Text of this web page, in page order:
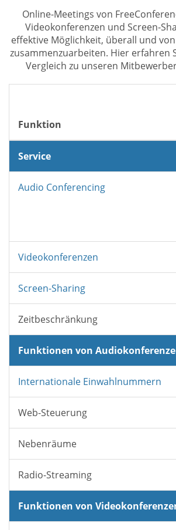
Online-Meetings von
Videokonferenzen und Screen-
effektive Möglichkeit, überall und
zusammenzuarbeiten. Hier erfahren
Vergleich zu unseren
Funktion
Service
Audio Conferencing
Videokonferenzen
Screen-Sharing
Zeitbeschränkung
Funktionen von
Internationale Einwahlnummern
Web-Steuerung
Nebenräume
Radio-Streaming
Funktionen von